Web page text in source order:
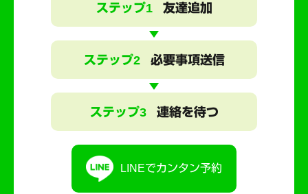
ステップ1 友達追加
ステップ2 必要事項送信
ステップ3 連絡を待つ
LINEでカンタン予約